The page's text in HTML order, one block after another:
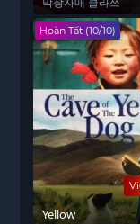
막장자매 클라쓰
Hoàn Tất (10/10)
Yellow